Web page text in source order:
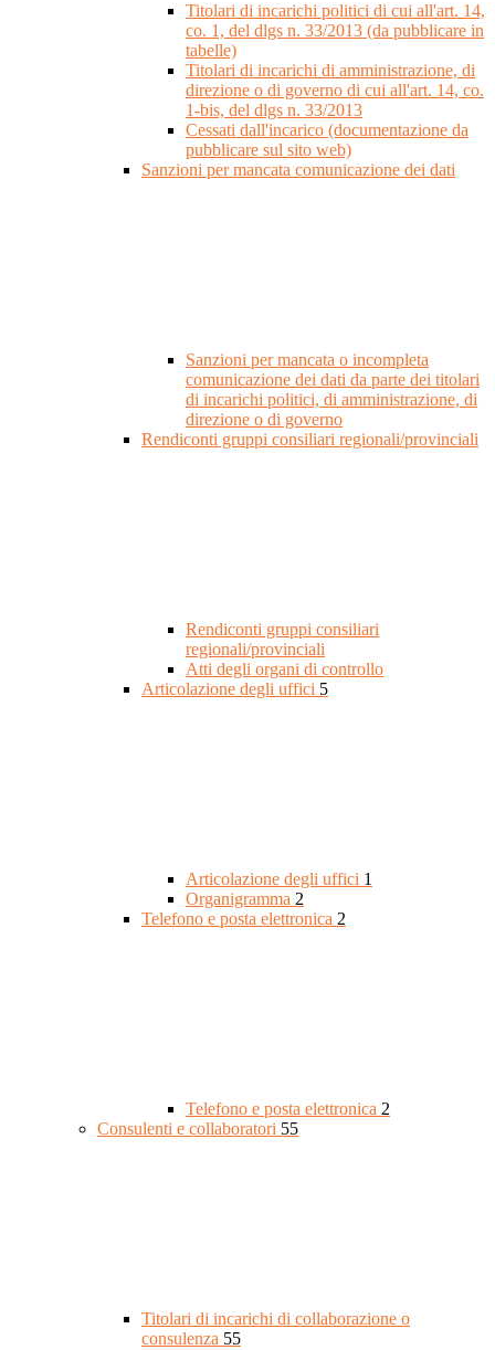
Titolari di incarichi politici di cui all'art. 14,
co. 1, del dlgs n. 33/2013 (da pubblicare in
tabelle)
Titolari di incarichi di amministrazione, di
direzione o di governo di cui all'art. 14, co.
1-bis, del dlgs n. 33/2013
Cessati dall'incarico (documentazione da
pubblicare sul sito web)
Sanzioni per mancata comunicazione dei dati
Sanzioni per mancata o incompleta
comunicazione dei dati da parte dei titolari
di incarichi politici, di amministrazione, di
direzione o di governo
Rendiconti gruppi consiliari regionali/provinciali
Rendiconti gruppi consiliari
regionali/provinciali
Atti degli organi di controllo
Articolazione degli uffici 5
Articolazione degli uffici 1
Organigramma 2
Telefono e posta elettronica 2
Telefono e posta elettronica 2
Consulenti e collaboratori 55
Titolari di incarichi di collaborazione o
consulenza 55